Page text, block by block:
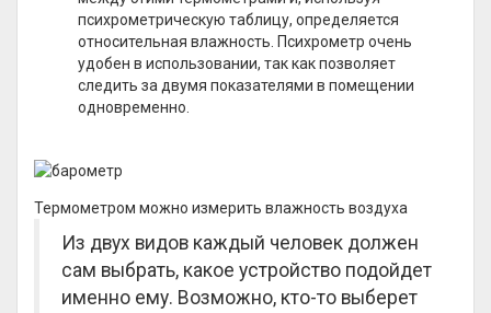
психрометрическую таблицу, определяется
относительная влажность. Психрометр очень
удобен в использовании, так как позволяет
следить за двумя показателями в помещении
одновременно.
Термометром можно измерить влажность воздуха
Из двух видов каждый человек должен
сам выбрать, какое устройство подойдет
именно ему. Возможно, кто-то выберет